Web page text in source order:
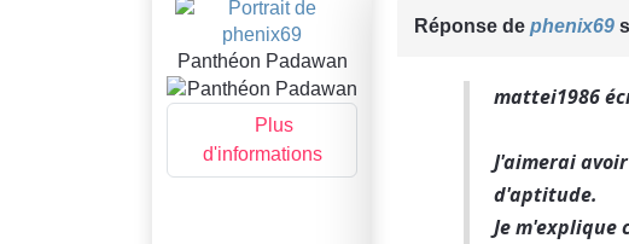
Panthéon Padawan
Plus
d'informations
Réponse de phenix69
mattei1986
J'aimerai
d'aptitude.
Je m'explique